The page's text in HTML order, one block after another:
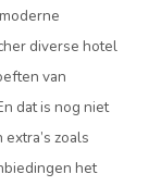
diverse hotel
van
dat is nog niet
zoals
het